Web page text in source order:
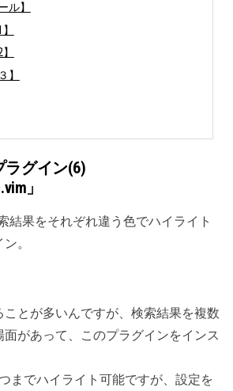
ル】
】
ラグイン(6)
」
結果をそれぞれ違う色でハイライト
。
とが多いんですが、検索結果を複数
があって、このプラグインをインス
までハイライト可能ですが、設定を